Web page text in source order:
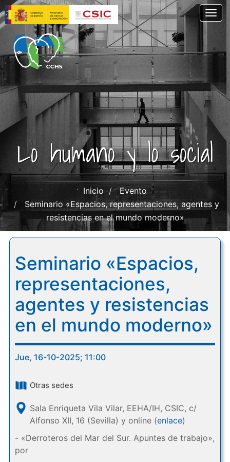
Pasar
al
contenido
principal
Lo humano y lo social
Inicio
Evento
Seminario «Espacios, representaciones, agentes y
resistencias en el mundo moderno»
Seminario «Espacios,
representaciones,
agentes y resistencias
en el mundo moderno»
Jue, 16-10-2025; 11:00
Otras sedes
Sala Enriqueta Vila Vilar, EEHA/IH, CSIC, c/
Alfonso XII, 16 (Sevilla) y online (enlace)
- «Derroteros del Mar del Sur. Apuntes de trabajo»,
por